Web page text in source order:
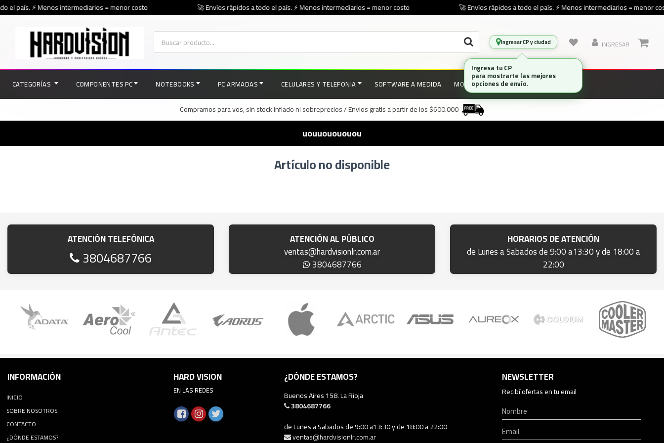
país. ⚡ Menos intermediarios = menor costo 🚀 Envíos rápidos a todo el país. ⚡ Menos intermediarios = menor costo 🚀 Envíos rápidos a todo el país. ⚡ Menos intermediarios = menor
Ingresar CP y ciudad INGRESAR
CATEGORÍAS COMPONENTES PC NOTEBOOKS PC ARMADAS CELULARES Y TELEFONIA SOFTWARE A MEDIDA MONITORES MARCAS
Compramos para vos, sin stock inflado ni sobreprecios / Envios gratis a partir de los $600.000
uouuouououou
Artículo no disponible
ATENCIÓN TELEFÓNICA
3804687766
ATENCIÓN AL PÚBLICO
ventas@hardvisionlr.com.ar
3804687766
HORARIOS DE ATENCIÓN
de Lunes a Sabados de 9:00 a13:30 y de 18:00 a
22:00
INFORMACIÓN
INICIO
SOBRE NOSOTROS
CONTACTO
¿DÓNDE ESTAMOS?
HARD VISION
EN LAS REDES
¿DÓNDE ESTAMOS?
Buenos Aires 158. La Rioja
3804687766
de Lunes a Sabados de 9:00 a13:30 y de 18:00 a 22:00
ventas@hardvisionlr.com.ar
NEWSLETTER
Recibí ofertas en tu email
Ingresa tu CP
para mostrarte las mejores
opciones de envío.